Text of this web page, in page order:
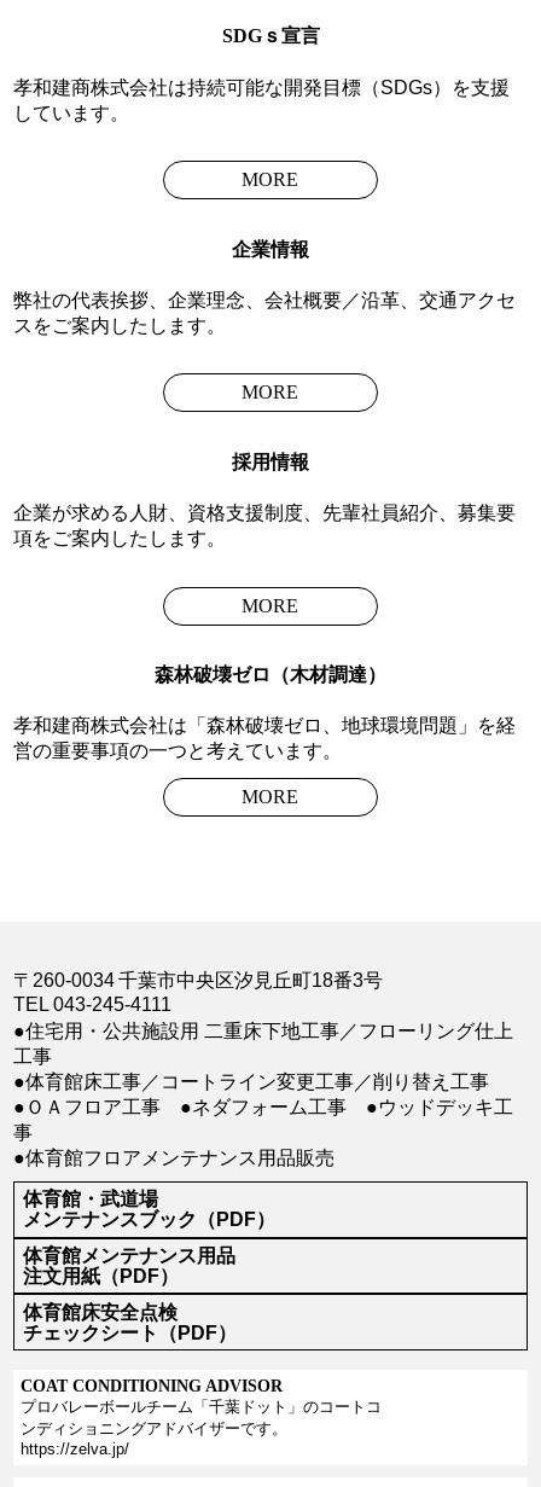
SDGｓ宣言
孝和建商株式会社は持続可能な開発目標（SDGs）を支援
しています。
MORE
企業情報
弊社の代表挨拶、企業理念、会社概要／沿革、交通アクセ
スをご案内したします。
MORE
採用情報
企業が求める人財、資格支援制度、先輩社員紹介、募集要
項をご案内したします。
MORE
森林破壊ゼロ（木材調達）
孝和建商株式会社は「森林破壊ゼロ、地球環境問題」を経
営の重要事項の一つと考えています。
MORE
〒260-0034千葉市中央区汐見丘町18番3号
TEL 043-245-4111
●住宅用・公共施設用 二重床下地工事／フローリング仕上
工事
●体育館床工事／コートライン変更工事／削り替え工事
●ＯＡフロア工事 ●ネダフォーム工事 ●ウッドデッキ工
事
●体育館フロアメンテナンス用品販売
体育館・武道場
メンテナンスブック（PDF）
体育館メンテナンス用品
注文用紙（PDF）
体育館床安全点検
チェックシート（PDF）
COAT CONDITIONING ADVISOR
プロバレーボールチーム「千葉ドット」のコートコ
ンディショニングアドバイザーです。
https://zelva.jp/